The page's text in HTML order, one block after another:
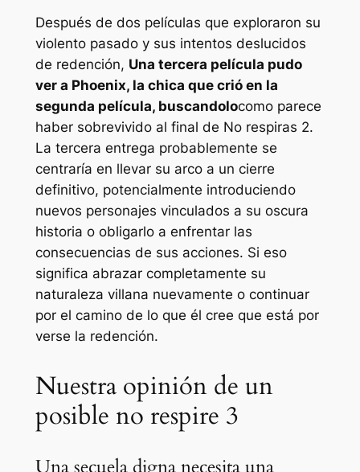
Después de dos películas que exploraron su
violento pasado y sus intentos deslucidos
de redención, Una tercera película pudo
ver a Phoenix, la chica que crió en la
segunda película, buscandolocomo parece
haber sobrevivido al final de No respiras 2.
La tercera entrega probablemente se
centraría en llevar su arco a un cierre
definitivo, potencialmente introduciendo
nuevos personajes vinculados a su oscura
historia o obligarlo a enfrentar las
consecuencias de sus acciones. Si eso
significa abrazar completamente su
naturaleza villana nuevamente o continuar
por el camino de lo que él cree que está por
verse la redención.
Nuestra opinión de un
posible no respire 3
Una secuela digna necesita una